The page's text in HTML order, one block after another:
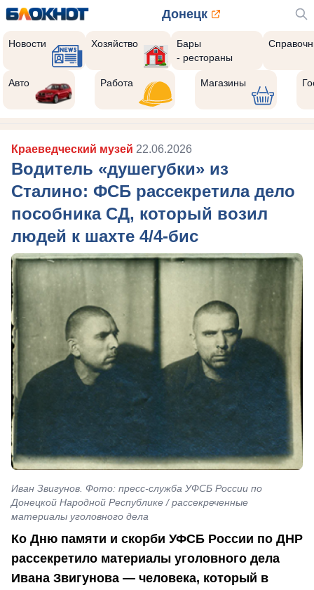
Донецк
Новости Хозяйство
Бары
- рестораны
Авто Работа Магазины
Краеведческий музей 22.06.2026
Водитель «душегубки» из
Сталино: ФСБ рассекретила дело
пособника СД, который возил
людей к шахте 4/4-бис
Иван Звигунов. Фото: пресс-служба УФСБ России по
Донецкой Народной Республике / рассекреченные
материалы уголовного дела
Ко Дню памяти и скорби УФСБ России по ДНР
рассекретило материалы уголовного дела
Ивана Звигунова — человека, который в